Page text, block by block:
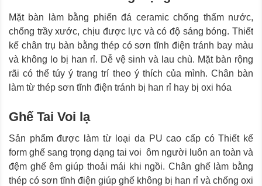
Mặt bàn làm bằng phiến đá ceramic chống thấm nước,
chống trầy xước, chịu được lực và có độ sáng bóng. Thiết
kế chân trụ bàn bằng thép có sơn tĩnh điện tránh bay màu
và không lo bị han rỉ. Dễ vệ sinh và lau chù. Mặt bàn rộng
rãi có thể túy ý trang trí theo ý thích của mình. Chân bàn
làm từ thép sơn tĩnh điện tránh bị han rỉ hay bị oxi hóa
Ghế Tai Voi lạ
Sản phẩm được làm từ loại da PU cao cấp có Thiết kế
form ghế sang trọng dạng tai voi ôm người luôn an toàn và
đệm ghế êm giúp thoải mái khi ngồi. Chân ghế làm bằng
thép có sơn tĩnh điện giúp ghế không bị han rỉ và chống oxi